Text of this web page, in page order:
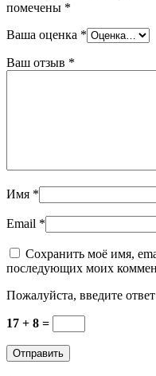
помечены *
Ваша оценка *
Ваш отзыв *
Имя *
Email *
Сохранить моё имя,
последующих моих
Пожалуйста, введите
17 + 8 =